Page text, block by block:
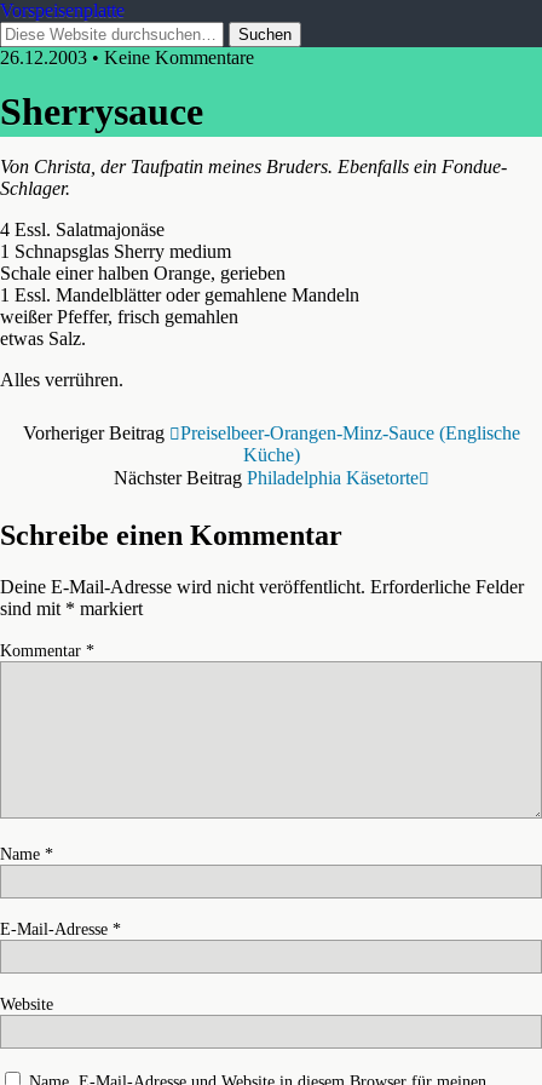
Vorspeisenplatte
26.12.2003 • Keine Kommentare
Sherrysauce
Von Christa, der Taufpatin meines Bruders. Ebenfalls ein Fondue-
Schlager.
4 Essl. Salatmajonäse
1 Schnapsglas Sherry medium
Schale einer halben Orange, gerieben
1 Essl. Mandelblätter oder gemahlene Mandeln
weißer Pfeffer, frisch gemahlen
etwas Salz.
Alles verrühren.
Vorheriger Beitrag
Preiselbeer-Orangen-Minz-Sauce (englische
Küche)
Nächster Beitrag Philadelphia Käsetorte
Schreibe einen Kommentar
Deine E-Mail-Adresse wird nicht veröffentlicht. Erforderliche Felder
sind mit * markiert
Kommentar *
Name *
E-Mail-Adresse *
Website